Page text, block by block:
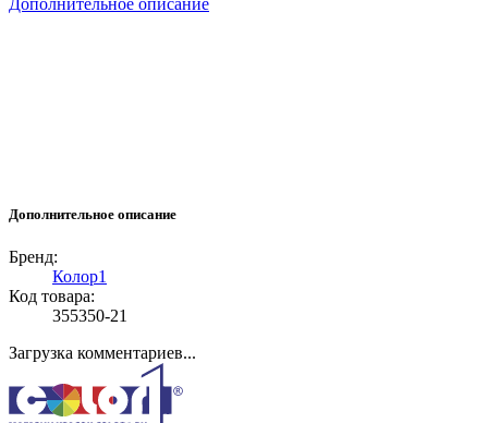
Дополнительное описание
Дополнительное описание
Бренд:
Колор1
Код товара:
355350-21
Загрузка комментариев...